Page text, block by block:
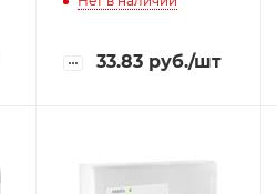
33.83 руб./шт